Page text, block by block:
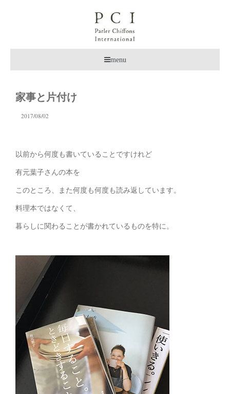
menu
家事と片付け
2017/08/02
以前から何度も書いていることですけれど
有元葉子さんの本を
このところ、また何度も何度も読み返しています。
料理本ではなくて、
暮らしに関わることが書かれているものを特に。